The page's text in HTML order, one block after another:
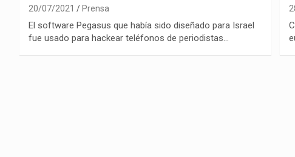
20/07/2021 Prensa
El software Pegasus que había sido diseñado para Israel
fue usado para hackear teléfonos de periodistas…